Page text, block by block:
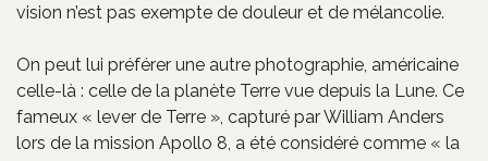
vision n’est pas exempte de douleur et de mélancolie.
On peut lui préférer une autre photographie, américaine
celle-là : celle de la planète Terre vue depuis la Lune. Ce
fameux « lever de Terre », capturé par William Anders
lors de la mission Apollo 8, a été considéré comme « la